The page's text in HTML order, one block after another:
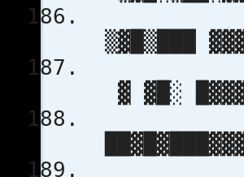
▓
▓ ▓█░
▒